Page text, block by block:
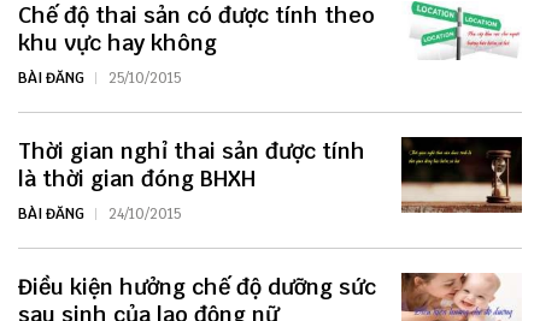
Chế độ thai sản có được tính theo
khu vực hay không
BÀI ĐĂNG 25/10/2015
Thời gian nghỉ thai sản được tính
là thời gian đóng BHXH
BÀI ĐĂNG 24/10/2015
Điều kiện hưởng chế độ dưỡng sức
sau sinh của lao động nữ